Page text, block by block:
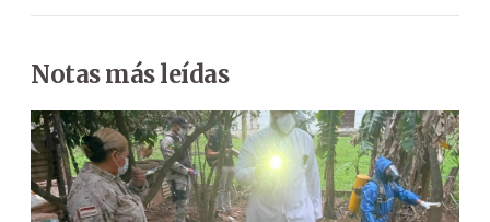
Notas más leídas